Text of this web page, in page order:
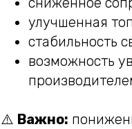
улучшенная
стабильность
возможность
⚠️ Важно: